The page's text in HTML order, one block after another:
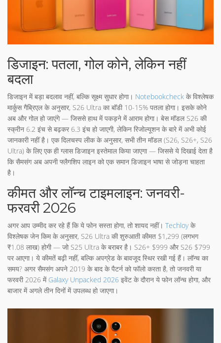
डिजाइन: पतला, गोल कोने, लेकिन नहीं
बदला
डिजाइन में बड़ा बदलाव नहीं, बल्कि सूक्ष्म सुधार होगा। Notebookcheck के विश्लेषक
मार्कुस गैब्रिएल के अनुसार, S26 Ultra का बॉडी 10-15% पतला होगा। इसके कोने
अब और गोल हो जाएंगे — जिससे हाथ में पकड़ने में आराम होगा। बेस मॉडल S26 की
स्क्रीन 6.2 इंच से बढ़कर 6.3 इंच हो जाएगी, लेकिन रिजोल्यूशन के बारे में अभी कोई
जानकारी नहीं है। एक दिलचस्प लीक के अनुसार, सभी तीन मॉडल (S26, S26+, S26
Ultra) के लिए एक ही ग्लास डिजाइन इस्तेमाल किया जाएगा — जिससे ये दिखाई देता है
कि सैमसंग अब अपनी फ्लैगशिप लाइन को एक समान डिजाइन भाषा से जोड़ना चाहता
है।
कीमत और लॉन्च टाइमलाइन: जनवरी-
फरवरी 2026
अगर आप उम्मीद कर रहे हैं कि ये फोन सस्ता होगा, तो शायद नहीं। Techloyके
विश्लेषक जेन किम के अनुसार, S26 Ultra की शुरुआती कीमत $1,299 (लगभग
₹1.08 लाख) होगी — जो S25 Ultra के बराबर है। S26+ $999 और S26 $799
पर आएगा। ये कीमतें बढ़ी नहीं, बल्कि अपग्रेड के बावजूद स्थिर रखी गई हैं। लॉन्च का
समय? अगर सैमसंग अपने 2019 के बाद के पैटर्न को फॉलो करता है, तो जनवरी या
फरवरी 2026 में Galaxy Unpacked 2026 इवेंट के दौरान ये फोन लॉन्च होगा, और
बाजार में अगले तीन दिनों में उपलब्ध हो जाएगा।